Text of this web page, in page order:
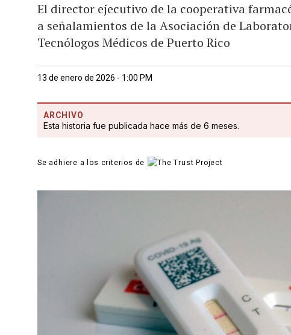
El director ejecutivo de la cooperativa
a señalamientos de la Asociación de
Tecnólogos Médicos de Puerto Rico
13 de enero de 2026 - 1:00 PM
ARCHIVO
Esta historia fue publicada hace más de 6 meses.
Se adhiere a los criterios de